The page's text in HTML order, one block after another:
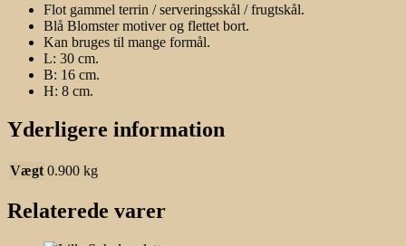
Flot gammel terrin / serveringsskål / frugtskål.
Blå Blomster motiver og flettet bort.
Kan bruges til mange formål.
L: 30 cm.
B: 16 cm.
H: 8 cm.
Yderligere information
Vægt 0.900 kg
Relaterede varer